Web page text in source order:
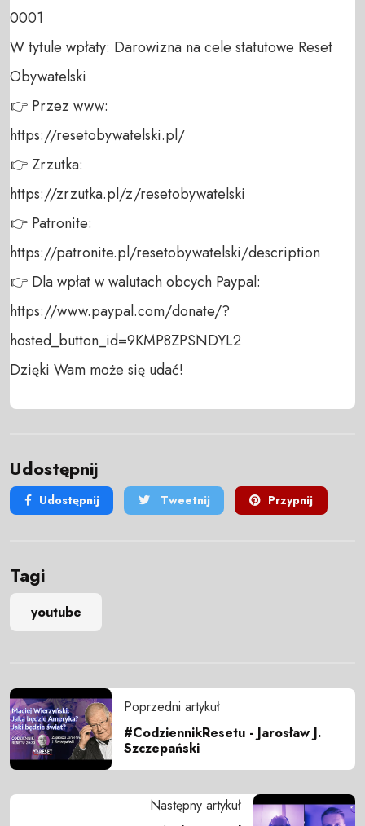
0001
W tytule wpłaty: Darowizna na cele statutowe Reset
Obywatelski
👉 Przez www:
https://resetobywatelski.pl/
👉 Zrzutka:
https://zrzutka.pl/z/resetobywatelski
👉 Patronite:
https://patronite.pl/resetobywatelski/description
👉 Dla wpłat w walutach obcych Paypal:
https://www.paypal.com/donate/?
hosted_button_id=9KMP8ZPSNDYL2
Dzięki Wam może się udać!
Udostępnij
Udostępnij Tweetnij Przypnij
Tagi
youtube
Poprzedni artykuł
#CodziennikResetu - Jarosław J.
Szczepański
Następny artykuł